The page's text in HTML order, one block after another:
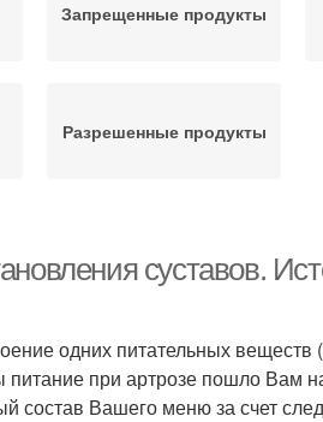
Запрещенные продукты
Разрешенные продукты
суставов.
одних питательных веществ
при артрозе пошло Вам
состав Вашего меню за счет